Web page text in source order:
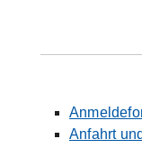
Anfahrt